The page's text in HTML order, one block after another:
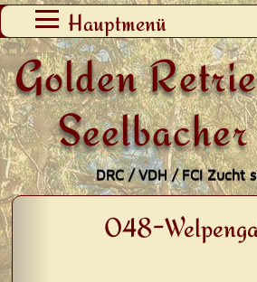
Golden
DRC / VDH / FCI Zucht
Hauptmenü
Zum
Inhalt
springen
048-